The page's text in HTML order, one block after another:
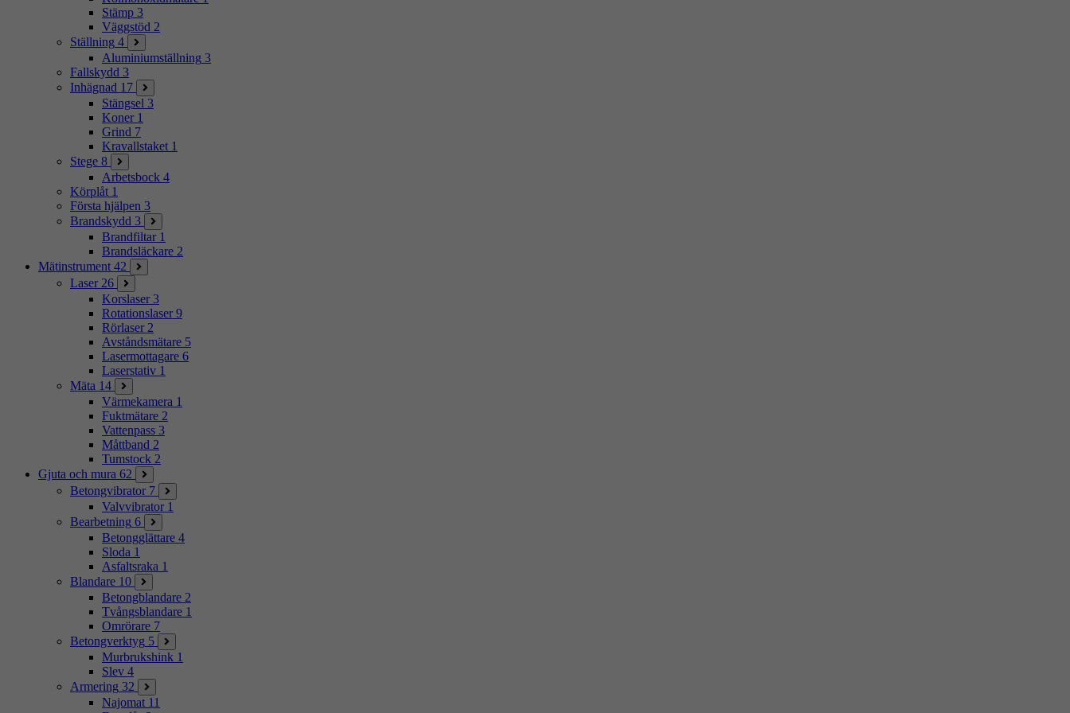
Stämp 3
Väggstöd 2
Ställning 4
Aluminiumställning 3
Fallskydd 3
Inhägnad 17
Stängsel 3
Koner 1
Grind 7
Kravallstaket 1
Stege 8
Arbetsbock 4
Körplåt 1
Första hjälpen 3
Brandskydd 3
Brandfiltar 1
Brandsläckare 2
Mätinstrument 42
Laser 26
Korslaser 3
Rotationslaser 9
Rörlaser 2
Avståndsmätare 5
Lasermottagare 6
Laserstativ 1
Mäta 14
Värmekamera 1
Fuktmätare 2
Vattenpass 3
Måttband 2
Tumstock 2
Gjuta och mura 62
Betongvibrator 7
Valvvibrator 1
Bearbetning 6
Betongglättare 4
Sloda 1
Asfaltsraka 1
Blandare 10
Betongblandare 2
Tvångsblandare 1
Omrörare 7
Betongverktyg 5
Murbrukshink 1
Slev 4
Armering 32
Najomat 11